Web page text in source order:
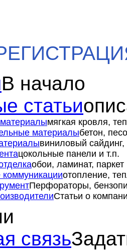
В начало
статьи
мягкая кровля,
материалыбетон,
виниловый сайдинг,
цокольные панели и т.п.
обои, ламинат, паркет
отопление,
Перфораторы,
Статьи о
связь